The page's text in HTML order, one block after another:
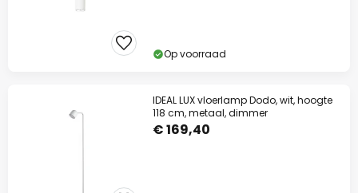
Op voorraad
IDEAL LUX vloerlamp Dodo, wit, hoogte
118 cm, metaal, dimmer
€ 169,40